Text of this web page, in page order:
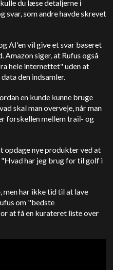
du læse detaljerne i
svar, som andre havde skrevet
AI'en vil give et svar baseret
Amazon siger, at Rufus også
hele internettet" uden at
den indsamler.
en kunde kunne bruge
skal man overveje, når man
forskellen mellem trail- og
opdage nye produkter ved at
har jeg brug for til golf i
men har ikke tid til at lave
om "bedste
at få en kurateret liste over